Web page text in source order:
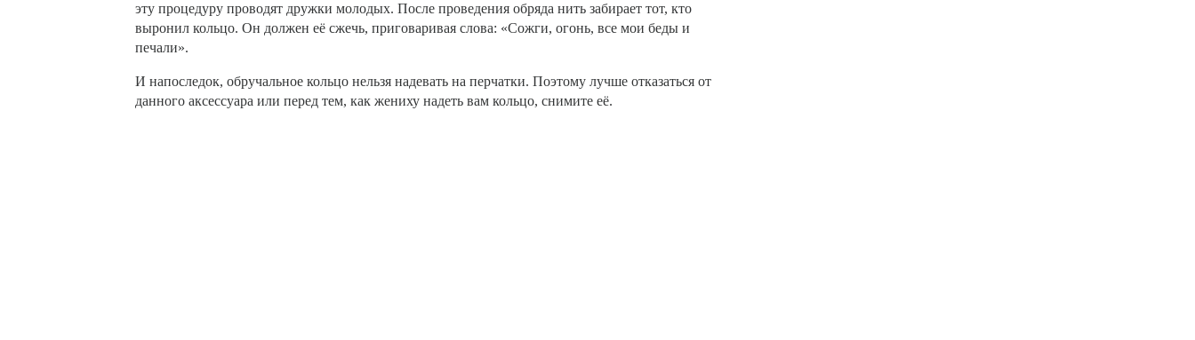
эту процедуру проводят дружки молодых. После проведения обряда нить забирает тот, кто
выронил кольцо. Он должен её сжечь, приговаривая слова: «Сожги, огонь, все мои беды и
печали».
И напоследок, обручальное кольцо нельзя надевать на перчатки. Поэтому лучше отказаться от
данного аксессуара или перед тем, как жениху надеть вам кольцо, снимите её.